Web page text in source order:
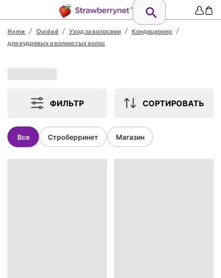
Home / Ouidad / Уход за волосами / Кондиционер /
для кудрявых и волнистых волос
ФИЛЬТР СОРТИРОВАТЬ
Все Строберринет Магазин